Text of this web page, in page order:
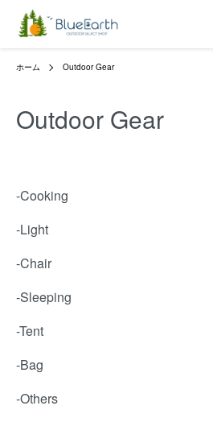
ホーム Outdoor Gear
Outdoor Gear
-Cooking
-Light
-Chair
-Sleeping
-Tent
-Bag
-Others